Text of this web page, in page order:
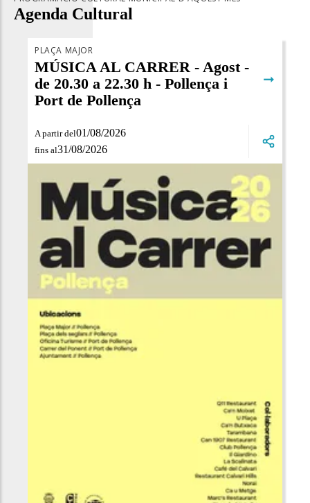
Agenda Cultural
A partir del01/08/2026
fins al31/08/2026
PLAÇA MAJOR
MÚSICA AL CARRER - Agost -
de 20.30 a 22.30 h - Pollença i
Port de Pollença
➞